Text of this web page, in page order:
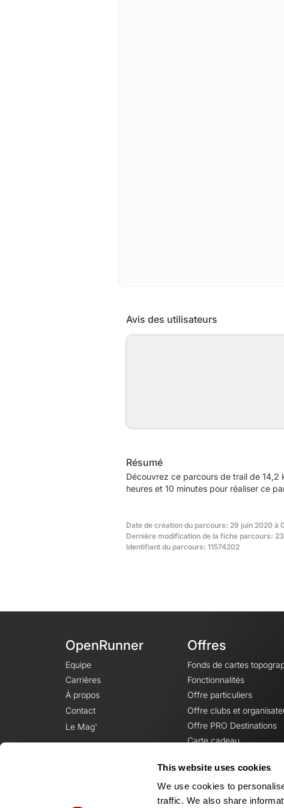
This website uses cookies
We use cookies to
traffic. We also share
Avis des utilisateurs
Résumé
Découvrez ce parcours de trail de
heures et 10 minutes pour réaliser ce
Date de création du parcours: 29 juin 2020 à
Dernière modification de la fiche parcours:
Identifiant du parcours: 11574202
OpenRunner
Equipe
Carrières
À propos
Contact
Le Mag'
Offres
Fonds de cartes
Fonctionnalités
Offre particuliers
Offre clubs et
Offre PRO Destinations
Carte cadeau